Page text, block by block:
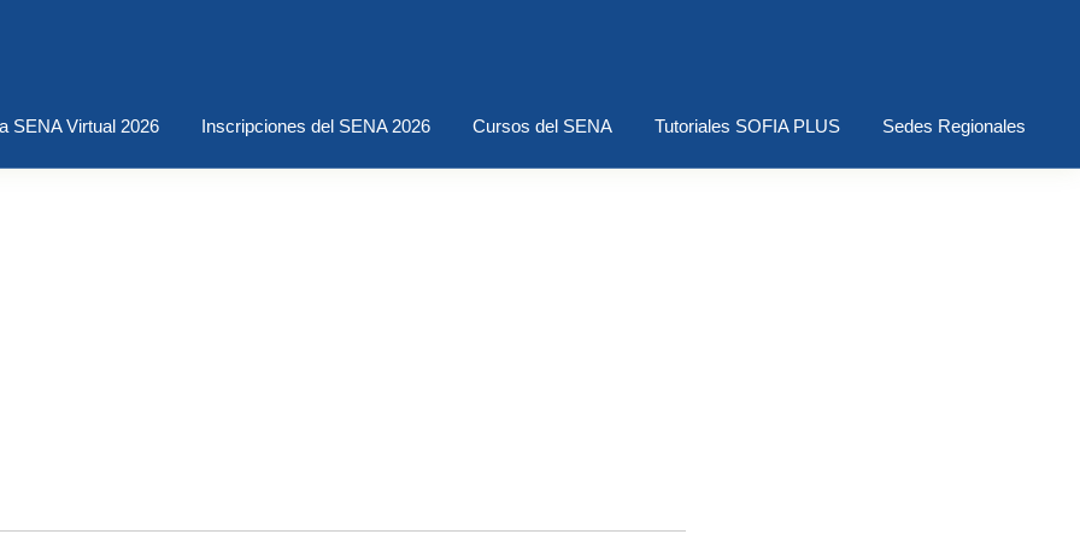
SENA Virtual 2026 Inscripciones del SENA 2026 Cursos del SENA Tutoriales SOFIA PLUS Sedes Regionales